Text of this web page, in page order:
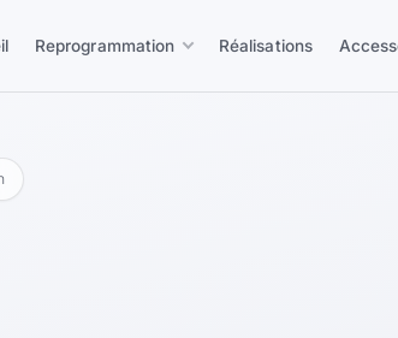
Reprogrammation Réalisations